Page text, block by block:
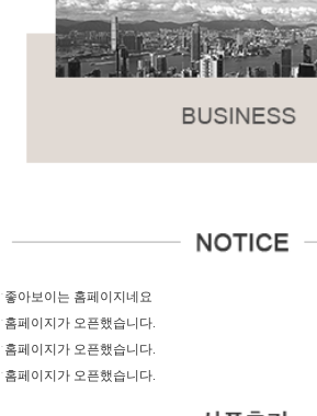
좋아보이는 홈페이지네요
홈페이지가 오픈했습니다.
홈페이지가 오픈했습니다.
홈페이지가 오픈했습니다.